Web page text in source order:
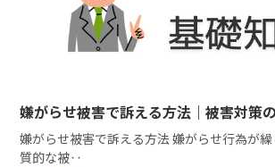
嫌がらせ被害で訴える方法｜被害対策
嫌がらせ被害で訴える方法 嫌がらせ行為が繰り返されると、実
質的な被‥